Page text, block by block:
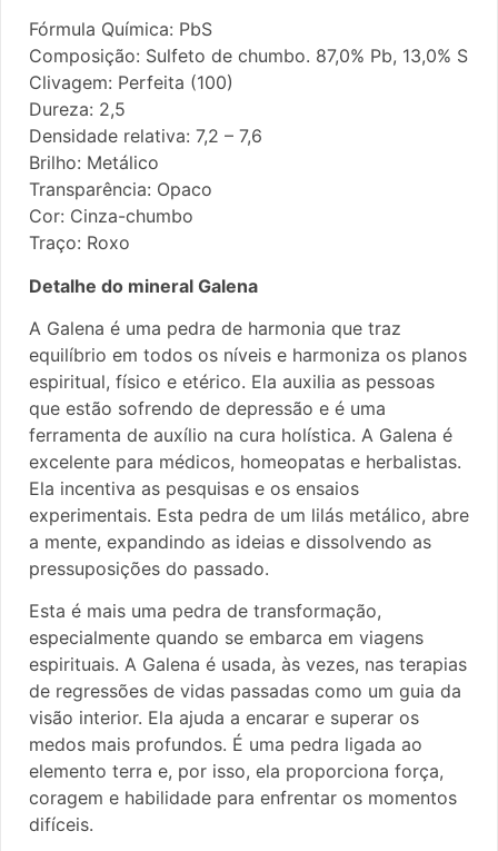
Fórmula Química: PbS
Composição: Sulfeto de chumbo. 87,0% Pb, 13,0% S
Clivagem: Perfeita (100)
Dureza: 2,5
Densidade relativa: 7,2 – 7,6
Brilho: Metálico
Transparência: Opaco
Cor: Cinza-chumbo
Traço: Roxo
Detalhe do mineral Galena
A Galena é uma pedra de harmonia que traz
equilíbrio em todos os níveis e harmoniza os planos
espiritual, físico e etérico. Ela auxilia as pessoas
que estão sofrendo de depressão e é uma
ferramenta de auxílio na cura holística. A Galena é
excelente para médicos, homeopatas e herbalistas.
Ela incentiva as pesquisas e os ensaios
experimentais. Esta pedra de um lilás metálico, abre
a mente, expandindo as ideias e dissolvendo as
pressuposições do passado.
Esta é mais uma pedra de transformação,
especialmente quando se embarca em viagens
espirituais. A Galena é usada, às vezes, nas terapias
de regressões de vidas passadas como um guia da
visão interior. Ela ajuda a encarar e superar os
medos mais profundos. É uma pedra ligada ao
elemento terra e, por isso, ela proporciona força,
coragem e habilidade para enfrentar os momentos
difíceis.